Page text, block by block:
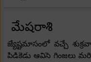
మేషరాశి
జ్యేష్టమాసంలో వచ్చే
పిడికెడు ఆవిసె గింజలు